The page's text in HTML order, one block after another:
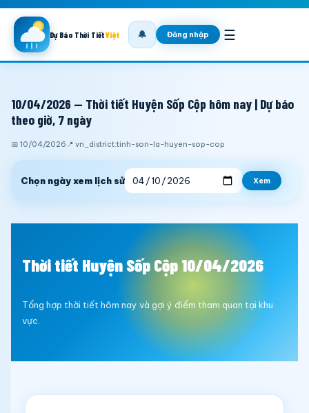
Dự Báo Thời TiếtViệt 🔔 Đăng nhập ☰
10/04/2026 — Thời tiết Huyện Sốp Cộp hôm nay | Dự báo
theo giờ, 7 ngày
📅 10/04/2026 📍 vn_district:tinh-son-la-huyen-sop-cop
Chọn ngày xem lịch sử Xem
Thời tiết Huyện Sốp Cộp 10/04/2026
Tổng hợp thời tiết hôm nay và gợi ý điểm tham quan tại khu
vực.